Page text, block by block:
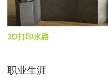
3D打印水路
职业生涯